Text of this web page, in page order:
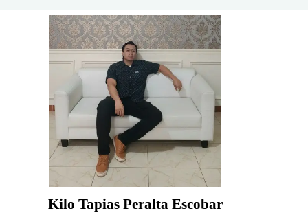
Kilo Tapias Peralta Escobar